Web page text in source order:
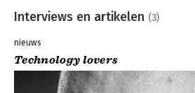
Interviews en artikelen (3)
nieuws
Technology lovers